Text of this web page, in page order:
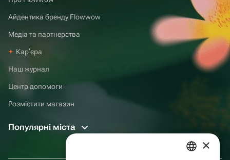
Айдентика бренду Flowwow
Медіа та партнерства
Карʼєра
Наш журнал
Центр допомоги
Розмістити магазин
Популярні міста
×